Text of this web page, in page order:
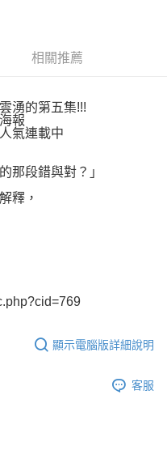
別帳號之用戶狀況，依本公司即
註冊。若發現惡意使用之情形，
使用額度並採取法律行動。
相關推薦
湧的第五集!!!
報
氣連載中
那段錯與對？」
釋，
顯示電腦版詳細說明
客服